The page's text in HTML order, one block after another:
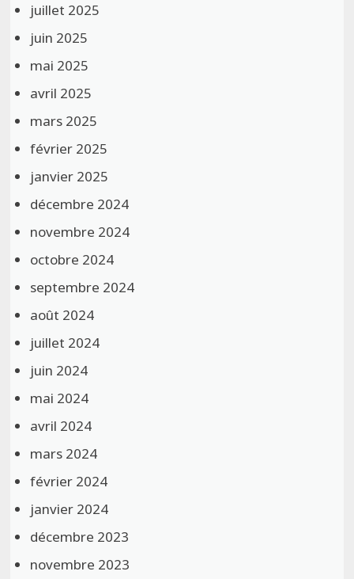
juillet 2025
juin 2025
mai 2025
avril 2025
mars 2025
février 2025
janvier 2025
décembre 2024
novembre 2024
octobre 2024
septembre 2024
août 2024
juillet 2024
juin 2024
mai 2024
avril 2024
mars 2024
février 2024
janvier 2024
décembre 2023
novembre 2023